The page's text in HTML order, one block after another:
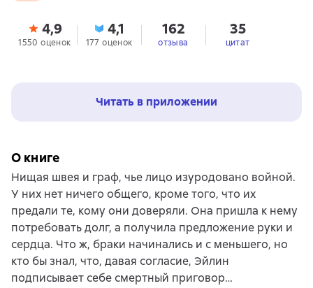
4,9
1550 оценок
4,1
177 оценок
162
отзыва
35
цитат
Читать в приложении
О книге
Нищая швея и граф, чье лицо изуродовано войной.
У них нет ничего общего, кроме того, что их
предали те, кому они доверяли. Она пришла к нему
потребовать долг, а получила предложение руки и
сердца. Что ж, браки начинались и с меньшего, но
кто бы знал, что, давая согласие, Эйлин
подписывает себе смертный приговор…